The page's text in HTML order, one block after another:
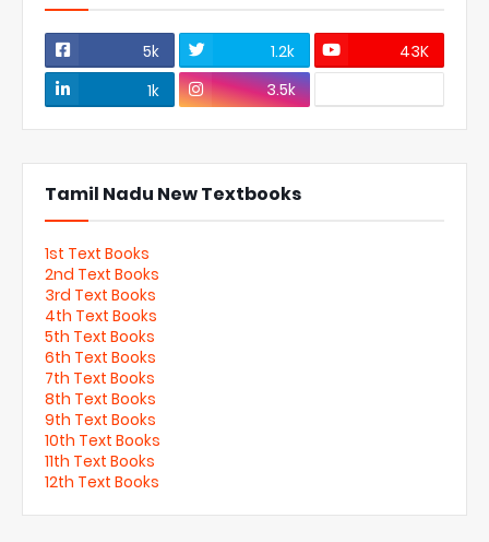
5k 1.2k
43K
1k
3.5k
Tamil Nadu New Textbooks
1st Text Books
2nd Text Books
3rd Text Books
4th Text Books
5th Text Books
6th Text Books
7th Text Books
8th Text Books
9th Text Books
10th Text Books
11th Text Books
12th Text Books